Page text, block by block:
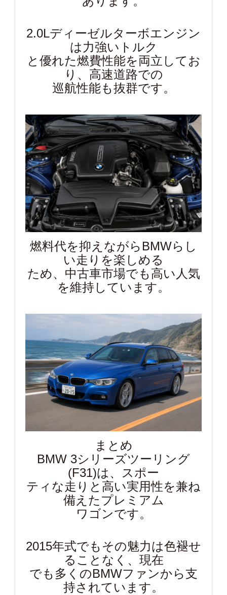
2.0Lディーゼルターボエンジン
は力強いトルク
と優れた燃費性能を両立してお
り、高速道路での
巡航性能も抜群です。
燃料代を抑えながらBMWらし
い走りを楽しめる
ため、中古車市場でも高い人気
を維持しています。
まとめ
BMW 3シリーズツーリング
(F31)は、スポー
ティな走りと高い実用性を兼ね
備えたプレミアム
ワゴンです。
2015年式でもその魅力は色褪せ
ることなく、現在
でも多くのBMWファンから支
持されています。